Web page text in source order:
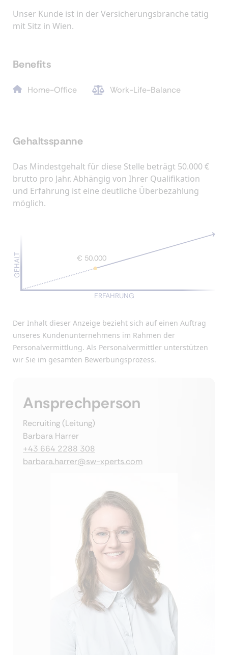
Unser Kunde ist in der Versicherungsbranche tätig
mit Sitz in Wien.
Benefits
Home-Office Work-Life-Balance
Gehaltsspanne
Das Mindestgehalt für diese Stelle beträgt 50.000 €
brutto pro Jahr. Abhängig von Ihrer Qualifikation
und Erfahrung ist eine deutliche Überbezahlung
möglich.
GEHALT
ERFAHRUNG
€ 50.000
Der Inhalt dieser Anzeige bezieht sich auf einen Auftrag
unseres Kundenunternehmens im Rahmen der
Personalvermittlung. Als Personalvermittler unterstützen
wir Sie im gesamten Bewerbungsprozess.
Ansprechperson
Recruiting (Leitung)
Barbara Harrer
+43 664 2288 308
barbara.harrer@sw-xperts.com